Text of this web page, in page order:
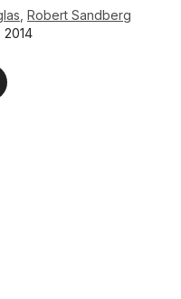
Robert Sandberg
2014